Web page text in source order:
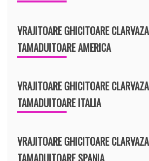
VRAJITOARE GHICITOARE
TAMADUITOARE AMERICA
VRAJITOARE GHICITOARE
TAMADUITOARE ITALIA
VRAJITOARE GHICITOARE
TAMADUITOARE SPANIA